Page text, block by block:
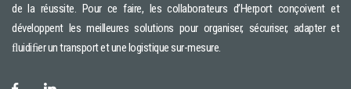
de la réussite. Pour ce faire, les collaborateurs d’Herport conçoivent et
développent les meilleures solutions pour organiser, sécuriser, adapter et
ﬂuidiﬁer un transport et une logistique sur-mesure.